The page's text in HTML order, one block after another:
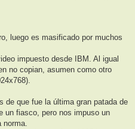
luego es masificado por muchos
impuesto desde IBM. Al igual
no copian, asumen como otro
de que fue la última gran patada de
un fiasco, pero nos impuso un
norma.